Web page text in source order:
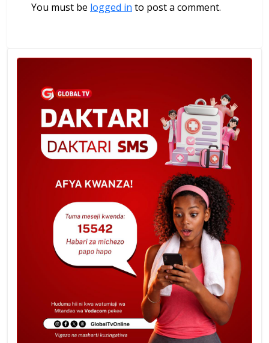
You must be logged in to post a comment.